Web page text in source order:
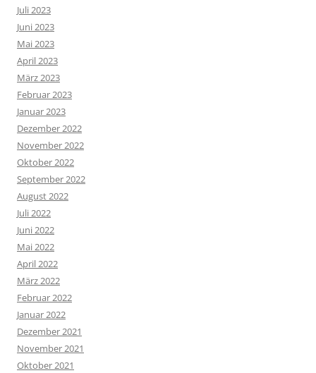
Juli 2023
Juni 2023
Mai 2023
April 2023
März 2023
Februar 2023
Januar 2023
Dezember 2022
November 2022
Oktober 2022
September 2022
August 2022
Juli 2022
Juni 2022
Mai 2022
April 2022
März 2022
Februar 2022
Januar 2022
Dezember 2021
November 2021
Oktober 2021